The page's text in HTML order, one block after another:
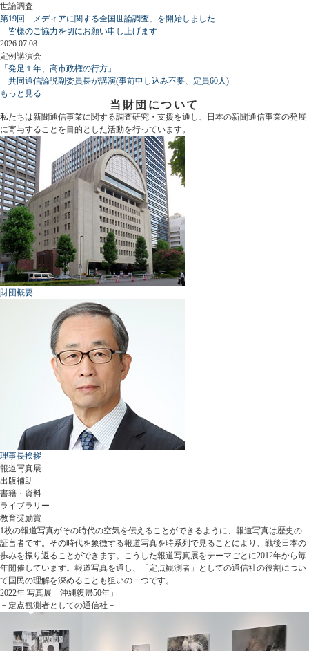
世論調査
第19回「メディアに関する全国世論調査」を開始しました
皆様のご協力を切にお願い申し上げます
2026.07.08
定例講演会
「発足１年、高市政権の行方」
共同通信論説副委員長が講演(事前申し込み不要、定員60人)
もっと見る
当財団について
私たちは新聞通信事業に関する調査研究・支援を通し、日本の新聞通信事業の発展
に寄与することを目的とした活動を行っています。
財団概要
理事長挨拶
報道写真展
出版補助
書籍・資料
ライブラリー
教育奨励賞
1枚の報道写真がその時代の空気を伝えることができるように、報道写真は歴史の
証言者です。その時代を象徴する報道写真を時系列で見ることにより、戦後日本の
歩みを振り返ることができます。こうした報道写真展をテーマごとに2012年から毎
年開催しています。報道写真を通し、「定点観測者」としての通信社の役割につい
て国民の理解を深めることも狙いの一つです。
2022年 写真展「沖縄復帰50年」
－定点観測者としての通信社－